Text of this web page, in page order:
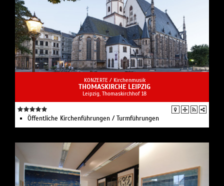
KONZERTE / Kirchenmusik
THOMASKIRCHE LEIPZIG
Leipzig, Thomaskirchhof 18
Öffentliche Kirchenführungen / Turmführungen